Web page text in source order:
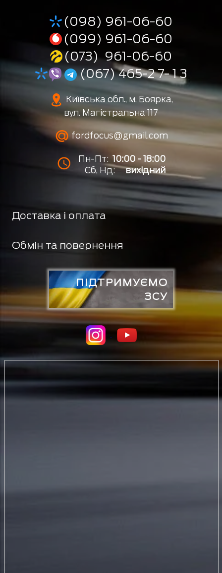
(098) 961-06-60
(099) 961-06-60
(073) 961-06-60
(067) 465-2 7- 1 3
Київська обл., м. Боярка,
вул. Магістральна 117
fordfocus@gmail.com
Пн-Пт: 10:00 - 18:00
Сб, Нд:
вихідний
Доставка і оплата
Обмін та повернення
ПІДТРИМУЄМО
ЗСУ